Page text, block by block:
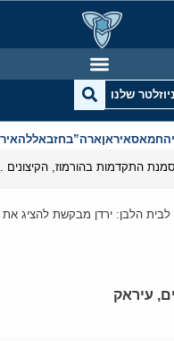
שלנו
חמאסאיראןארה”בחזבאללה
לבית הלבן: ירדן מבקשת להציג
, עיראק